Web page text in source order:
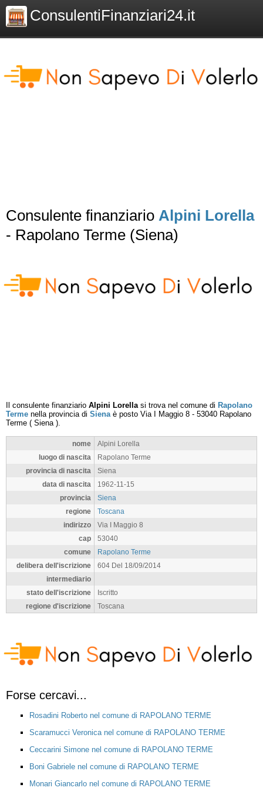
ConsulentiFinanziari24.it
Consulente finanziario Alpini Lorella
- Rapolano Terme (Siena)
Il consulente finanziario Alpini Lorellasi trova nel comune di Rapolano
Terme nella provincia di Sienaè posto Via I Maggio 8 - 53040 Rapolano
Terme ( Siena).
nome
Alpini Lorella
luogo di nascita
Rapolano Terme
provincia di nascita
Siena
data di nascita
1962-11-15
provincia
Siena
regione
Toscana
indirizzo
Via I Maggio 8
cap
53040
comune
Rapolano Terme
delibera dell'iscrizione
604 Del 18/09/2014
intermediario
stato dell'iscrizione
Iscritto
regione d'iscrizione
Toscana
Forse cercavi...
Rosadini Roberto nel comune di RAPOLANO TERME
Scaramucci Veronica nel comune di RAPOLANO TERME
Ceccarini Simone nel comune di RAPOLANO TERME
Boni Gabriele nel comune di RAPOLANO TERME
Monari Giancarlo nel comune di RAPOLANO TERME